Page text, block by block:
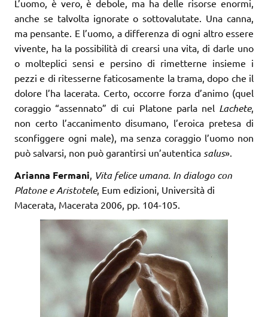
L’uomo, è vero, è debole, ma ha delle risorse enormi,
anche se talvolta ignorate o sottovalutate. Una canna,
ma pensante. E l’uomo, a differenza di ogni altro essere
vivente, ha la possibilità di crearsi una vita, di darle uno
o molteplici sensi e persino di rimetterne insieme i
pezzi e di ritesserne faticosamente la trama, dopo che il
dolore l’ha lacerata. Certo, occorre forza d’animo (quel
coraggio “assennato” di cui Platone parla nel Lachete,
non certo l’accanimento disumano, l’eroica pretesa di
sconfiggere ogni male), ma senza coraggio l’uomo non
può salvarsi, non può garantirsi un’autentica salus».
Arianna Fermani Vita felice umana. In dialogo con
Platone e Aristotele, Eum edizioni, Università di
Macerata, Macerata 2006, pp. 104-105.